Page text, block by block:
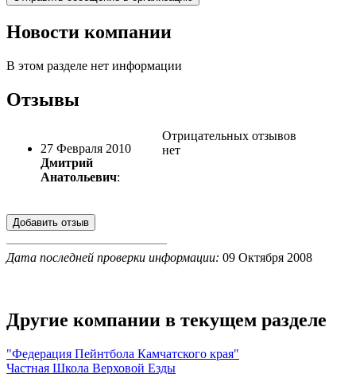
Новости компании
В этом разделе нет информации
Отзывы
27 Февраля 2010
Дмитрий
Анатольевич:
Отрицательных отзывов
нет
Дата последней проверки информации: 09 Октября 2008
Другие компании в текущем разделе
"Федерация Пейнтбола Камчатского края"
Частная Школа Верховой Езды